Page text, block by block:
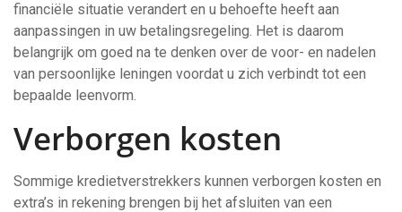
financiële situatie verandert en u behoefte heeft aan
aanpassingen in uw betalingsregeling. Het is daarom
belangrijk om goed na te denken over de voor- en nadelen
van persoonlijke leningen voordat u zich verbindt tot een
bepaalde leenvorm.
Verborgen kosten
Sommige kredietverstrekkers kunnen verborgen kosten en
extra’s in rekening brengen bij het afsluiten van een